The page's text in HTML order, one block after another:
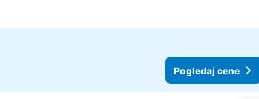
Pogledaj cene